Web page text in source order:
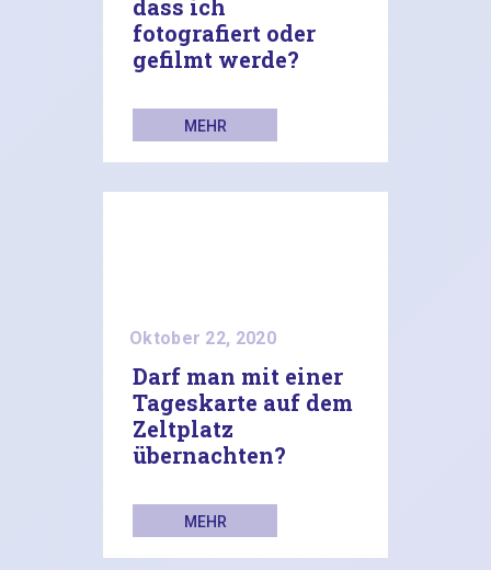
dass ich
fotografiert oder
gefilmt werde?
MEHR
Oktober 22, 2020
Darf man mit einer
Tageskarte auf dem
Zeltplatz
übernachten?
MEHR